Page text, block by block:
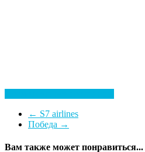
← S7 airlines
Победа →
Вам также может понравиться...